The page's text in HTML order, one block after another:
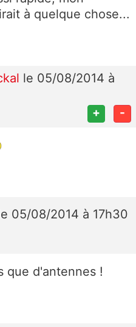
à quelque chose...
le 05/08/2014 à
+ -
05/08/2014 à 17h30
que d'antennes !